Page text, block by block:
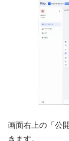
画面右上の「公
きます。